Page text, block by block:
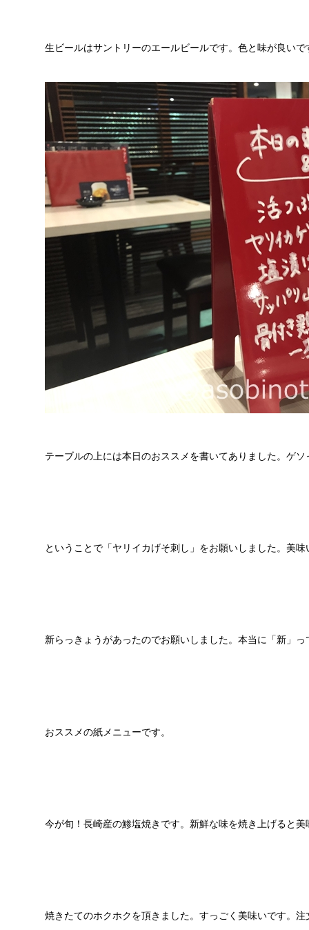
生ビールはサントリーのエールビールです。色と味が良いで
テーブルの上には本日のおススメを書いてありました。ゲ
ということで「ヤリイカげそ刺し」をお願いしました。美
新らっきょうがあったのでお願いしました。本当に「新」
おススメの紙メニューです。
今が旬！長崎産の鯵塩焼きです。新鮮な味を焼き上げると
焼きたてのホクホクを頂きました。すっごく美味いです。